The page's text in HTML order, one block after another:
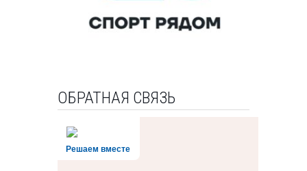
ОБРАТНАЯ СВЯЗЬ
Решаем вместе